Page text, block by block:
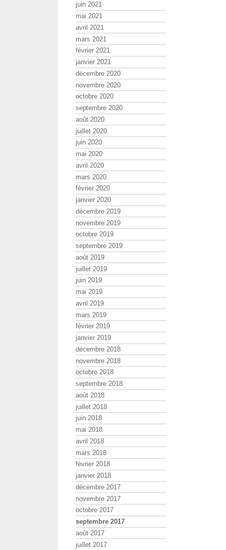
juin 2021
mai 2021
avril 2021
mars 2021
février 2021
janvier 2021
décembre 2020
novembre 2020
octobre 2020
septembre 2020
août 2020
juillet 2020
juin 2020
mai 2020
avril 2020
mars 2020
février 2020
janvier 2020
décembre 2019
novembre 2019
octobre 2019
septembre 2019
août 2019
juillet 2019
juin 2019
mai 2019
avril 2019
mars 2019
février 2019
janvier 2019
décembre 2018
novembre 2018
octobre 2018
septembre 2018
août 2018
juillet 2018
juin 2018
mai 2018
avril 2018
mars 2018
février 2018
janvier 2018
décembre 2017
novembre 2017
octobre 2017
septembre 2017
août 2017
juillet 2017